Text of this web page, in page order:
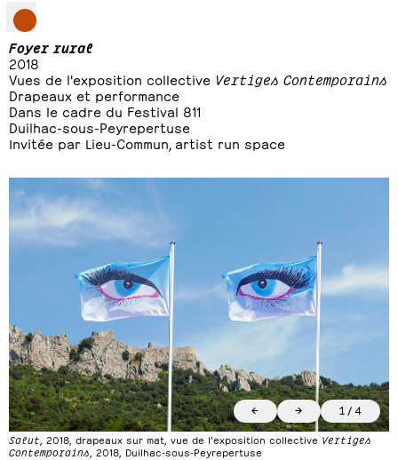
Foyer rural
2018
Vues de l'exposition collective Vertiges Contemporains
Drapeaux et performance
Dans le cadre du Festival 811
Duilhac-sous-Peyrepertuse
Invitée par Lieu-Commun, artist run space
← → 1 /4
Salut, 2018, drapeaux sur mat, vue de l’exposition collective Vertiges
Contemporains, 2018, Duilhac-sous-Peyrepertuse